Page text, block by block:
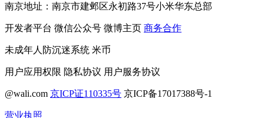
南京地址：南京市建邺区永初路37号小米华东总部
开发者平台 微信公众号 微博主页 商务合作
未成年人防沉迷系统 米币
用户应用权限 隐私协议 用户服务协议
@wali.com 京ICP证110335号 京ICP备17017388号-1
营业执照